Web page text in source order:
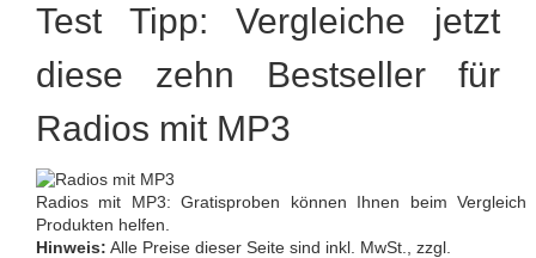
Test Tipp: Vergleiche jetzt
diese zehn Bestseller für
Radios mit MP3
Radios mit MP3: Gratisproben können Ihnen beim
Produkten helfen.
Hinweis: Alle Preise dieser Seite sind inkl. MwSt., zzgl.